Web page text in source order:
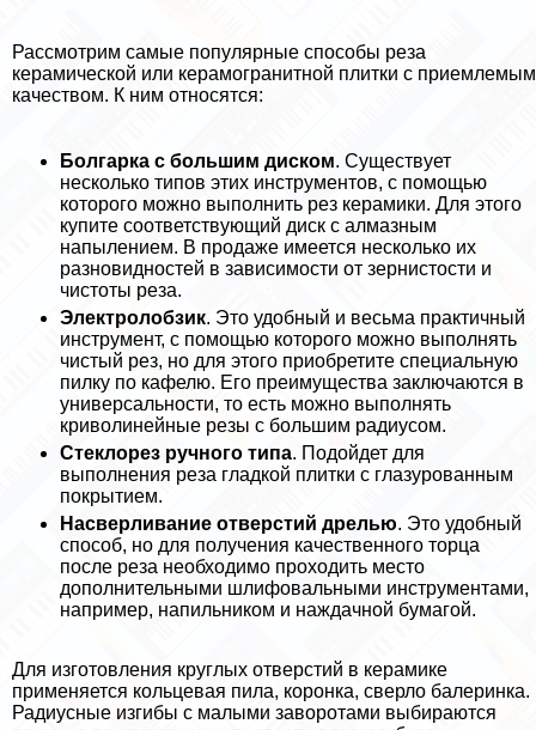
Рассмотрим самые популярные способы реза
керамической или керамогранитной плитки с приемлемым
качеством. К ним относятся:
Болгарка с большим диском. Существует
несколько типов этих инструментов, с помощью
которого можно выполнить рез керамики. Для этого
купите соответствующий диск с алмазным
напылением. В продаже имеется несколько их
разновидностей в зависимости от зернистости и
чистоты реза.
Электролобзик. Это удобный и весьма пpaктичный
инструмент, с помощью которого можно выполнять
чистый рез, но для этого приобретите специальную
пилку по кафелю. Его преимущества заключаются в
универсальности, то есть можно выполнять
криволинейные резы с большим радиусом.
Стеклорез ручного типа. Подойдет для
выполнения реза гладкой плитки с глазурованным
покрытием.
Насверливание отверстий дрелью. Это удобный
способ, но для получения качественного торца
после реза необходимо проходить место
дополнительными шлифовальными инструментами,
например, напильником и наждачной бумагой.
Для изготовления круглых отверстий в керамике
применяется кольцевая пила, коронка, сверло балеринка.
Радиусные изгибы с малыми заворотами выбираются